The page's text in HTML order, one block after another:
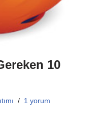
10
1 yorum